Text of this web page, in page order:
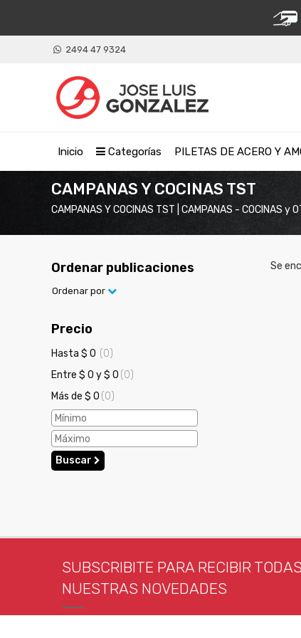
2494 47 9324
Inicio Categorías PILETAS DE ACERO Y
CAMPANAS Y COCINAS TST
CAMPANAS Y COCINAS TST | CAMPANAS - COCINAS y
Ordenar publicaciones
Ordenar por
Precio
Hasta $ 0 (0)
Entre $ 0 y $ 0 (0)
Más de $ 0 (0)
Buscar
Se
SUBSCRIBITE PARA RECIBIR TODAS
NUESTRAS NOVEDADES